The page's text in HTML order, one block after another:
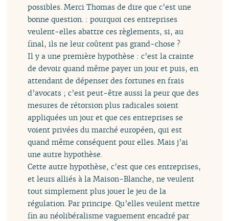
possibles. Merci Thomas de dire que c’est une
bonne question. : pourquoi ces entreprises
veulent-elles abattre ces règlements, si, au
final, ils ne leur coûtent pas grand-chose ?
Il y a une première hypothèse : c’est la crainte
de devoir quand même payer un jour et puis, en
attendant de dépenser des fortunes en frais
d’avocats ; c’est peut-être aussi la peur que des
mesures de rétorsion plus radicales soient
appliquées un jour et que ces entreprises se
voient privées du marché européen, qui est
quand même conséquent pour elles. Mais j’ai
une autre hypothèse.
Cette autre hypothèse, c’est que ces entreprises,
et leurs alliés à la Maison-Blanche, ne veulent
tout simplement plus jouer le jeu de la
régulation. Par principe. Qu’elles veulent mettre
fin au néolibéralisme vaguement encadré par